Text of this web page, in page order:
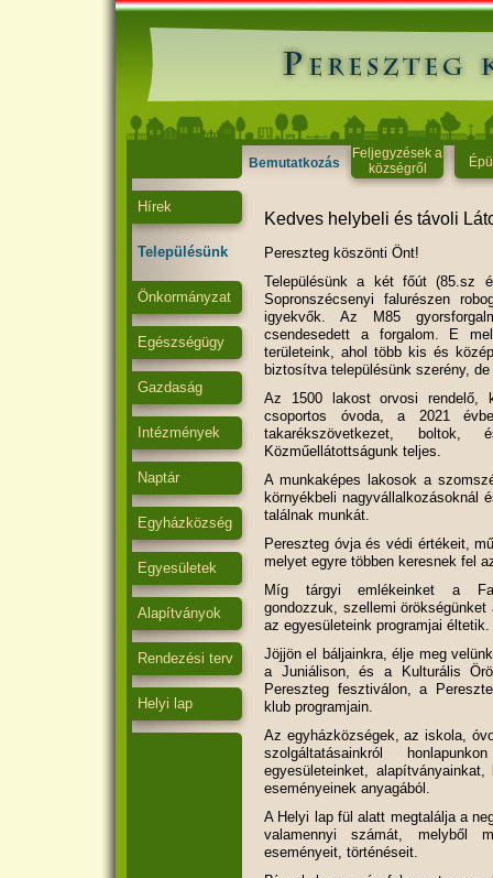
Bemutatkozás
Feljegyzések a
községről
Hírek
Településünk
Önkormányzat
Egészségügy
Gazdaság
Intézmények
Naptár
Egyházközség
Egyesületek
Alapítványok
Rendezési terv
Helyi lap
Kedves helybeli és távoli
Pereszteg köszönti Önt!
Településünk a két főút (85.sz
Sopronszécsenyi falurészen
igyekvők. Az M85
csendesedett a forgalom. E
területeink, ahol több kis és
biztosítva településünk szerény,
Az 1500 lakost orvosi rendelő,
csoportos óvoda, a 2021
takarékszövetkezet,
Közműellátottságunk teljes.
A munkaképes lakosok a
környékbeli nagyvállalkozásoknál
találnak munkát.
Pereszteg óvja és védi értékeit,
melyet egyre többen keresnek fel
Míg tárgyi emlékeinket a
gondozzuk, szellemi
az egyesületeink programjai éltetik.
Jöjjön el báljainkra, élje meg
a Juniálison, és a Kulturális
Pereszteg fesztiválon, a
klub programjain.
Az egyházközségek, az iskola,
szolgáltatásainkról
egyesületeinket,
eseményeinek anyagából.
A Helyi lap fül alatt megtalálja a
valamennyi számát, melyből
eseményeit, történéseit.